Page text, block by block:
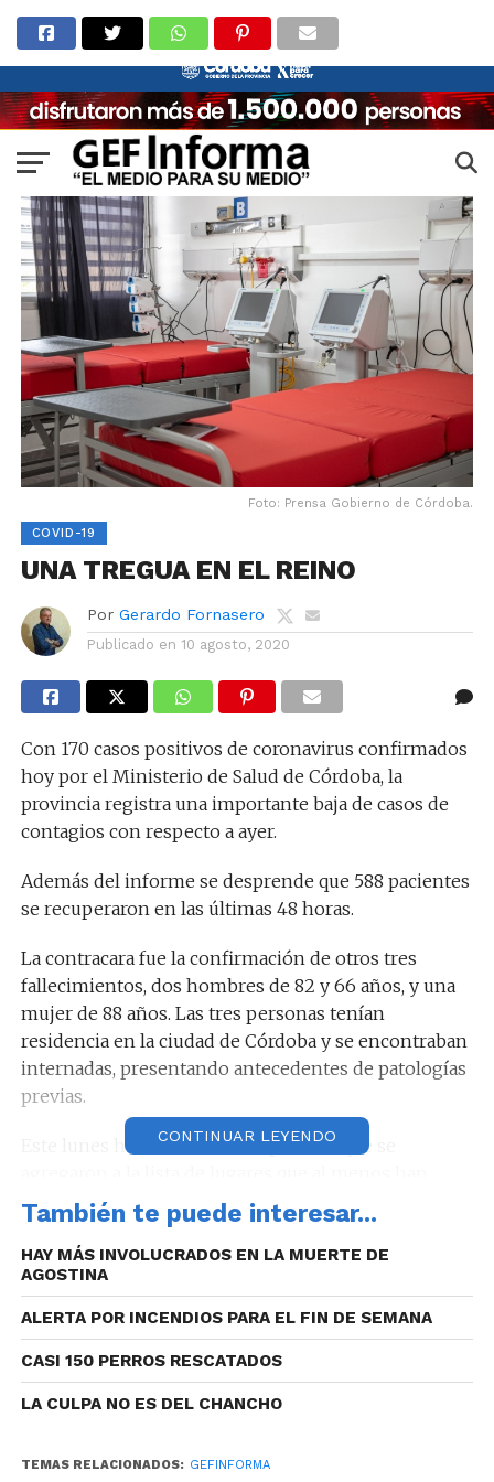
Foto: Prensa Gobierno de Córdoba.
COVID-19
UNA TREGUA EN EL REINO
Por Gerardo Fornasero
Publicado en 10 agosto, 2020
Con 170 casos positivos de coronavirus confirmados
hoy por el Ministerio de Salud de Córdoba, la
provincia registra una importante baja de casos de
contagios con respecto a ayer.
Además del informe se desprende que 588 pacientes
se recuperaron en las últimas 48 horas.
La contracara fue la confirmación de otros tres
fallecimientos, dos hombres de 82 y 66 años, y una
mujer de 88 años. Las tres personas tenían
residencia en la ciudad de Córdoba y se encontraban
internadas, presentando antecedentes de patologías
previas.
Este lunes hubo otros cuatro pueblos que se
tenido un contagiado por coronavirus en la
provincia, siendo 110 en total.
UBICACIÓN DE LOS CASOS
Los casos positivos asignado hoy a Córdoba se
provincia, todos con residencia en este territorio,
CONTINUAR LEYENDO
También te puede interesar...
HAY MÁS INVOLUCRADOS EN LA MUERTE DE
AGOSTINA
ALERTA POR INCENDIOS PARA EL FIN DE SEMANA
CASI 150 PERROS RESCATADOS
LA CULPA NO ES DEL CHANCHO
TEMAS RELACIONADOS: GEFINFORMA